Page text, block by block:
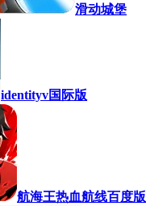
滑动城堡
identityv国际版
航海王热血航线百度版